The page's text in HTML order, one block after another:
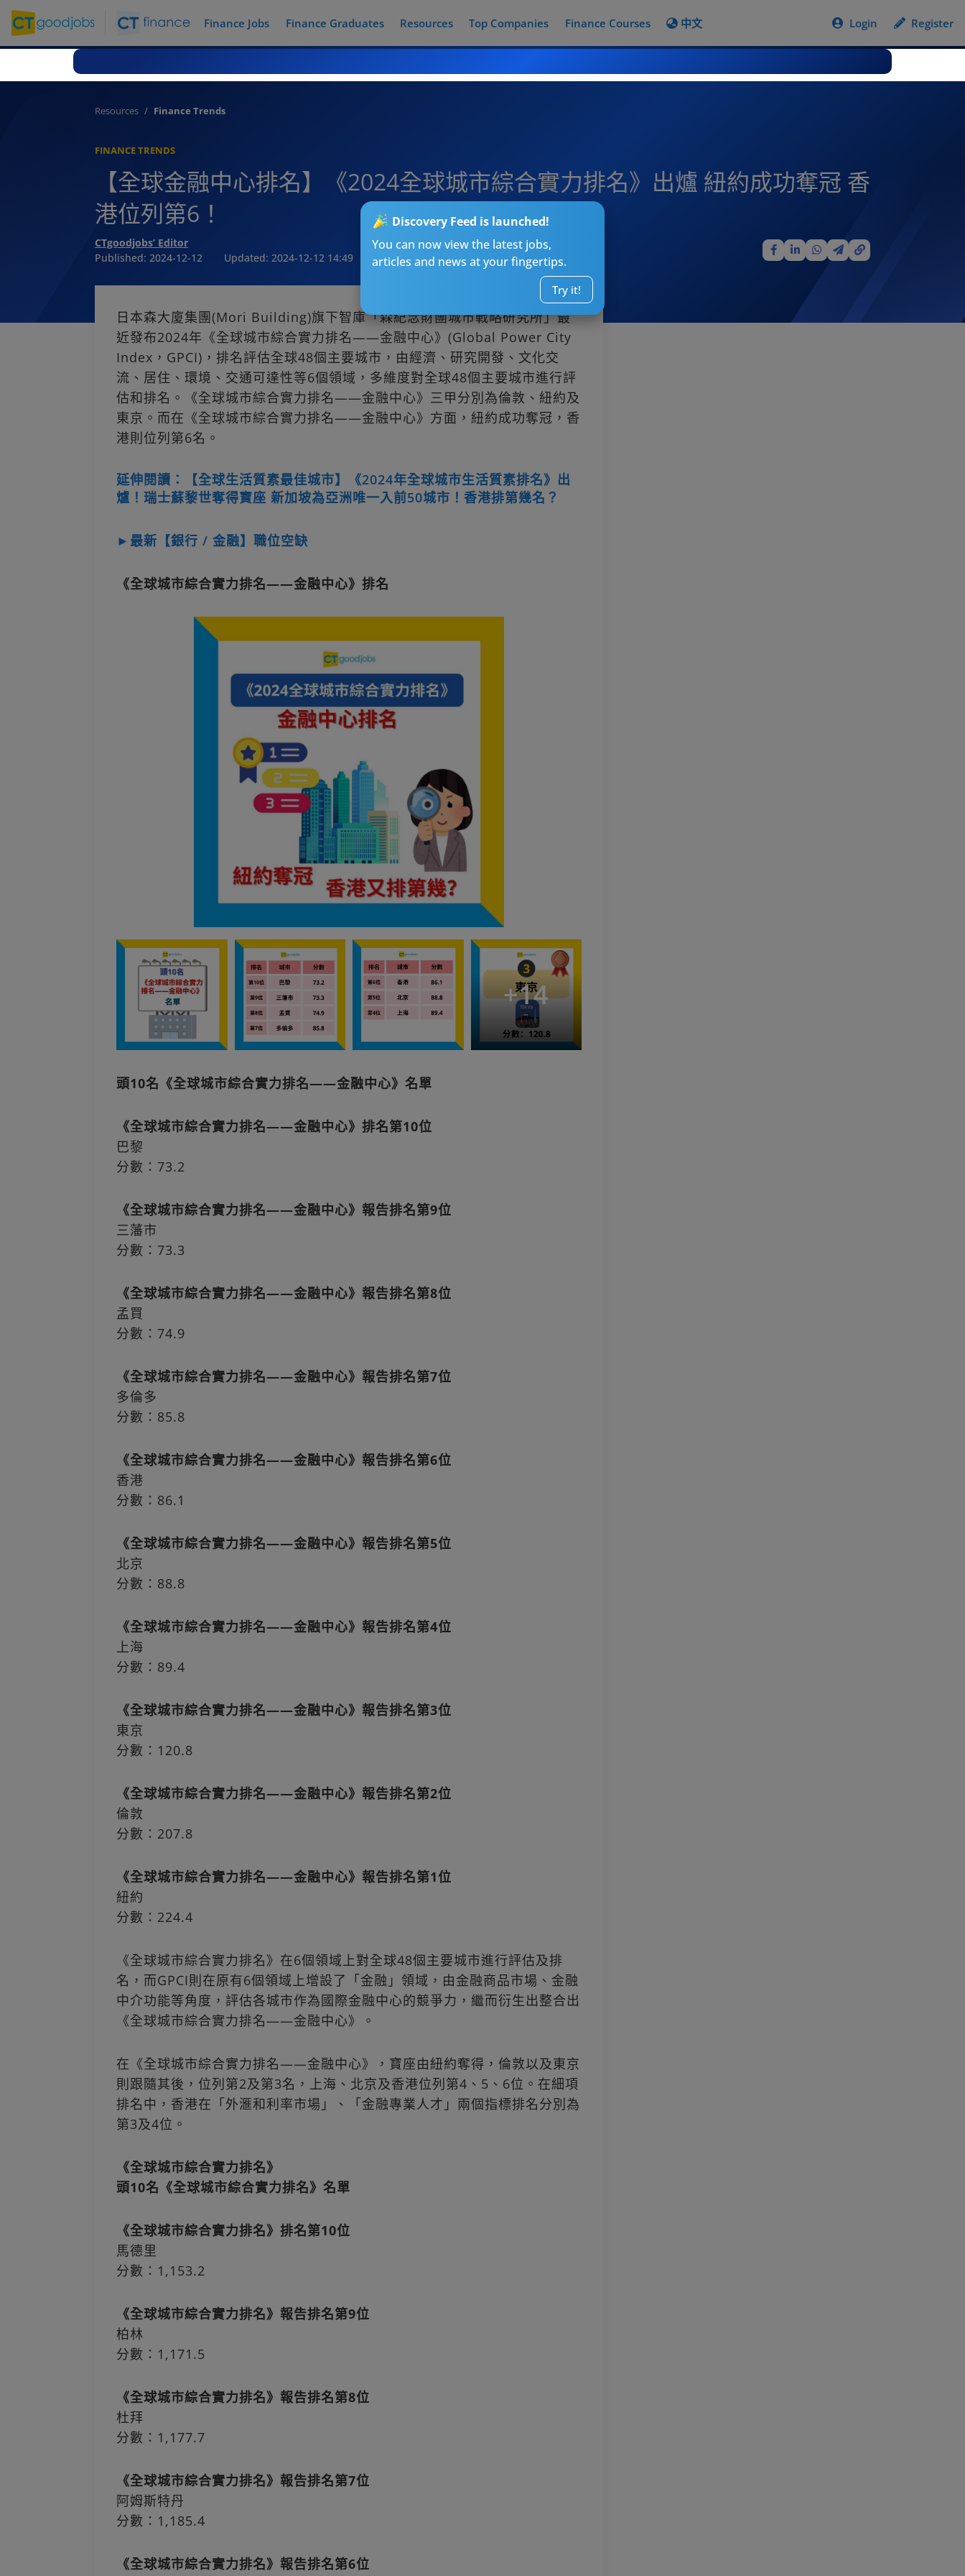
Finance Jobs Finance Graduates Resources Top Companies Finance Courses 中文 Login Register
Discovery Feed is launched!
You can now view the latest jobs,
articles and news at your fingertips.
Try it!
Resources Finance Trends
FINANCE TRENDS
【全球金融中心排名】《2024全球城市綜合實力排名》出爐 紐約成功奪冠 香
港位列第6！
CTgoodjobs’ Editor
Published: 2024-12-12 Updated: 2024-12-12 14:49
日本森大廈集團(Mori Building)旗下智庫「森紀念財團城市戰略研究所」最
近發布2024年《全球城市綜合實力排名——金融中心》(Global Power City
Index，GPCI)，排名評估全球48個主要城市，由經濟、研究開發、文化交
流、居住、環境、交通可達性等6個領域，多維度對全球48個主要城市進行評
估和排名。《全球城市綜合實力排名——金融中心》三甲分別為倫敦、紐約及
東京。而在《全球城市綜合實力排名——金融中心》方面，紐約成功奪冠，香
港則位列第6名。
延伸閱讀：【全球生活質素最佳城市】《2024年全球城市生活質素排名》出
爐！瑞士蘇黎世奪得寶座 新加坡為亞洲唯一入前50城市！香港排第幾名？
►最新【銀行 / 金融】職位空缺
《全球城市綜合實力排名——金融中心》排名
+14
頭10名《全球城市綜合實力排名——金融中心》名單
《全球城市綜合實力排名——金融中心》排名第10位
巴黎
分數：73.2
《全球城市綜合實力排名——金融中心》報告排名第9位
三藩市
分數：73.3
《全球城市綜合實力排名——金融中心》報告排名第8位
孟買
分數：74.9
《全球城市綜合實力排名——金融中心》報告排名第7位
多倫多
分數：85.8
《全球城市綜合實力排名——金融中心》報告排名第6位
香港
分數：86.1
《全球城市綜合實力排名——金融中心》報告排名第5位
北京
分數：88.8
《全球城市綜合實力排名——金融中心》報告排名第4位
上海
分數：89.4
《全球城市綜合實力排名——金融中心》報告排名第3位
東京
分數：120.8
《全球城市綜合實力排名——金融中心》報告排名第2位
倫敦
分數：207.8
《全球城市綜合實力排名——金融中心》報告排名第1位
紐約
分數：224.4
《全球城市綜合實力排名》在6個領域上對全球48個主要城市進行評估及排
名，而GPCI則在原有6個領域上增設了「金融」領域，由金融商品市場、金融
中介功能等角度，評估各城市作為國際金融中心的競爭力，繼而衍生出整合出
《全球城市綜合實力排名——金融中心》。
在《全球城市綜合實力排名——金融中心》，寶座由紐約奪得，倫敦以及東京
則跟隨其後，位列第2及第3名，上海、北京及香港位列第4、5、6位。在細項
排名中，香港在「外滙和利率市場」、「金融專業人才」兩個指標排名分別為
第3及4位。
《全球城市綜合實力排名》
頭10名《全球城市綜合實力排名》名單
《全球城市綜合實力排名》排名第10位
馬德里
分數：1,153.2
《全球城市綜合實力排名》報告排名第9位
柏林
分數：1,171.5
《全球城市綜合實力排名》報告排名第8位
杜拜
分數：1,177.7
《全球城市綜合實力排名》報告排名第7位
阿姆斯特丹
分數：1,185.4
《全球城市綜合實力排名》報告排名第6位